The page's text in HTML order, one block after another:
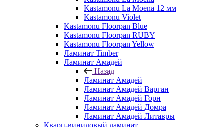
Kastamonu La Moena 12 мм
Kastamonu Violet
Kastamonu Floorpan Blue
Kastamonu Floorpan RUBY
Kastamonu Floorpan Yellow
Ламинат Timber
Ламинат Амадей
Назад
Ламинат Амадей
Ламинат Амадей Варган
Ламинат Амадей Горн
Ламинат Амадей Домра
Ламинат Амадей Литавры
Кварц-виниловый ламинат